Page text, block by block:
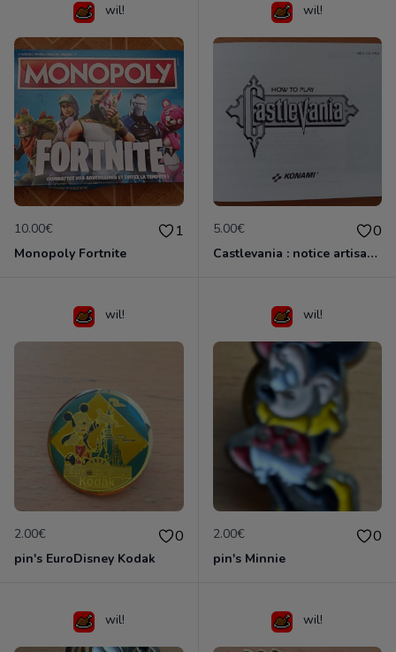
wil!
10.00€ 1
Monopoly Fortnite
wil!
5.00€ 0
Castlevania : notice artisanale
wil!
2.00€ 0
pin's EuroDisney Kodak
wil!
2.00€ 0
pin's Minnie
wil! wil!